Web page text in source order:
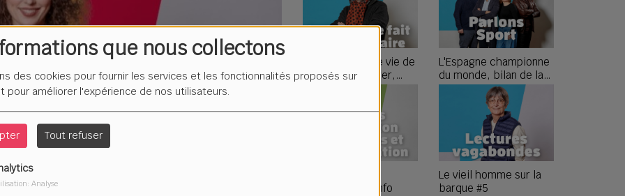
que nous collectons
des cookies pour fournir les services et les fonctionnalités proposés sur
pour améliorer l'expérience de nos utilisateurs.
Tout refuser
Analyse
François Béranger,
épisode 4
Les Tranches de vie de
François Béranger,
émotions sur l'info
L'Espagne championne
du monde, bilan de la
compétition et avenir
des bleus !
Le vieil homme sur la
barque #5